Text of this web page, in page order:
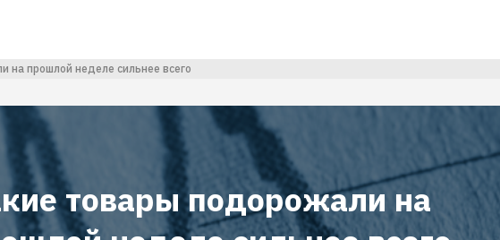
на прошлой неделе сильнее всего
товары подорожали на